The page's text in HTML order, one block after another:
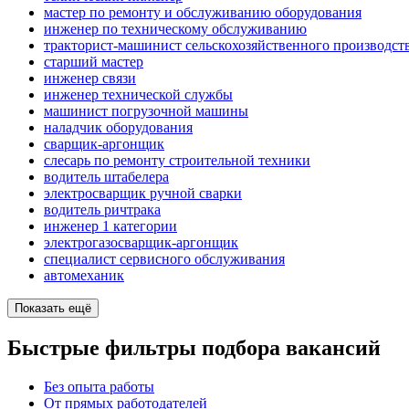
мастер по ремонту и обслуживанию оборудования
инженер по техническому обслуживанию
тракторист-машинист сельскохозяйственного
старший мастер
инженер связи
инженер технической службы
машинист погрузочной машины
наладчик оборудования
сварщик-аргонщик
слесарь по ремонту строительной техники
водитель штабелера
электросварщик ручной сварки
водитель ричтрака
инженер 1 категории
электрогазосварщик-аргонщик
специалист сервисного обслуживания
автомеханик
Показать ещё
Быстрые фильтры подбора вакансий
Без опыта работы
От прямых работодателей